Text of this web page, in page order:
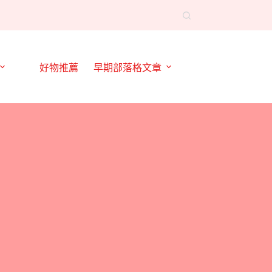
好物推薦 早期部落格文章